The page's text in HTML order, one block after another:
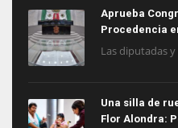
Aprueba
Procedencia
Las diputadas
Una silla de
Flor Alondra: